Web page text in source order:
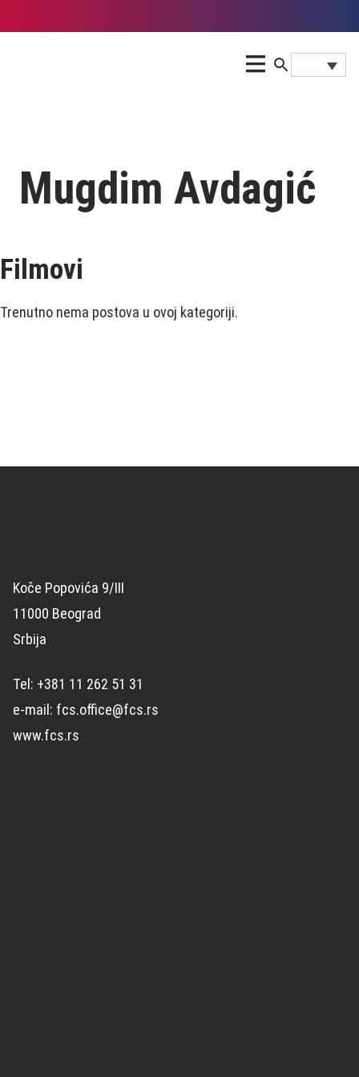
Mugdim Avdagić
Filmovi
Trenutno nema postova u ovoj kategoriji.
Koče Popovića 9/III
11000 Beograd
Srbija
Tel: +381 11 262 51 31
e-mail: fcs.office@fcs.rs
www.fcs.rs